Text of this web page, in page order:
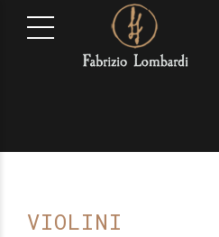
VIOLINI